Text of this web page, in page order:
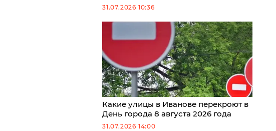
31.07.2026 10:36
Какие улицы в Иванове перекроют в
День города 8 августа 2026 года
31.07.2026 14:00